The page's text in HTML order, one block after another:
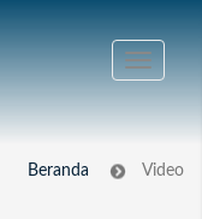
Beranda Video